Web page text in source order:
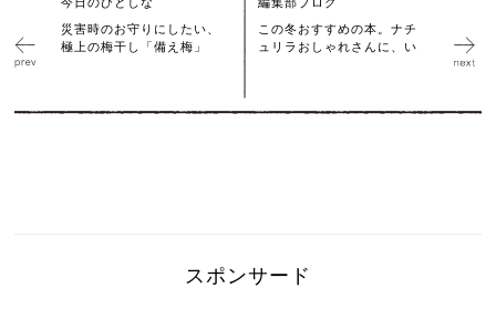
災害時のお守りにしたい、
極上の梅干し「備え梅」
この冬おすすめの本。ナチ
ュリラおしゃれさんに、い
スポンサード